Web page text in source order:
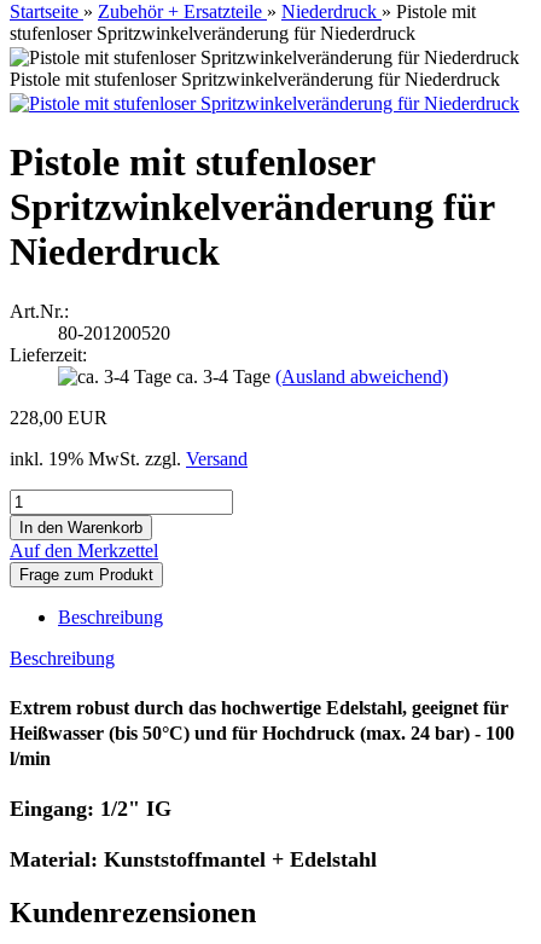
Startseite » Zubehör + Ersatzteile » Niederdruck » Pistole mit
stufenloser Spritzwinkelveränderung für Niederdruck
Pistole mit stufenloser Spritzwinkelveränderung für Niederdruck
Pistole mit stufenloser
Spritzwinkelveränderung für
Niederdruck
Art.Nr.:
80-201200520
Lieferzeit:
ca. 3-4 Tage (Ausland abweichend)
228,00 EUR
inkl. 19% MwSt. zzgl. Versand
Auf den Merkzettel
Frage zum Produkt
Beschreibung
Beschreibung
Extrem robust durch das hochwertige Edelstahl, geeignet für
Heißwasser (bis 50°C) und für Hochdruck (max. 24 bar) - 100
l/min
Eingang: 1/2" IG
Material: Kunststoffmantel + Edelstahl
Kundenrezensionen